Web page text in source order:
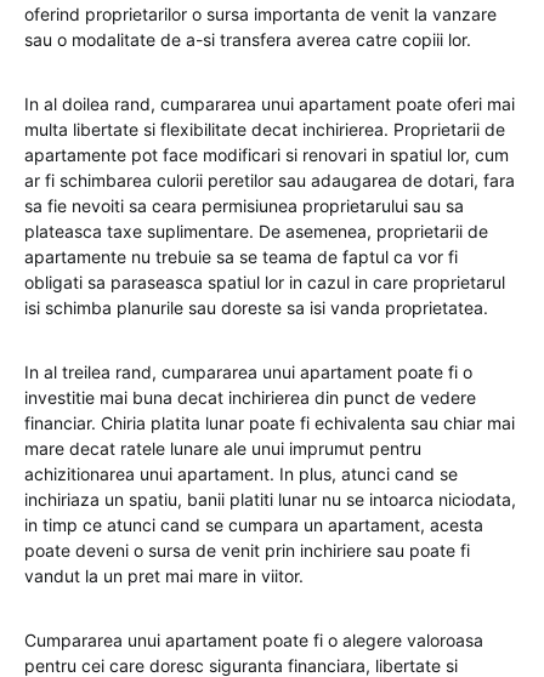
oferind proprietarilor o sursa importanta de venit la vanzare
sau o modalitate de a-si transfera averea catre copiii lor.
In al doilea rand, cumpararea unui apartament poate oferi mai
multa libertate si flexibilitate decat inchirierea. Proprietarii de
apartamente pot face modificari si renovari in spatiul lor, cum
ar fi schimbarea culorii peretilor sau adaugarea de dotari, fara
sa fie nevoiti sa ceara permisiunea proprietarului sau sa
plateasca taxe suplimentare. De asemenea, proprietarii de
apartamente nu trebuie sa se teama de faptul ca vor fi
obligati sa paraseasca spatiul lor in cazul in care proprietarul
isi schimba planurile sau doreste sa isi vanda proprietatea.
In al treilea rand, cumpararea unui apartament poate fi o
investitie mai buna decat inchirierea din punct de vedere
financiar. Chiria platita lunar poate fi echivalenta sau chiar mai
mare decat ratele lunare ale unui imprumut pentru
achizitionarea unui apartament. In plus, atunci cand se
inchiriaza un spatiu, banii platiti lunar nu se intoarca niciodata,
in timp ce atunci cand se cumpara un apartament, acesta
poate deveni o sursa de venit prin inchiriere sau poate fi
vandut la un pret mai mare in viitor.
Cumpararea unui apartament poate fi o alegere valoroasa
pentru cei care doresc siguranta financiara, libertate si